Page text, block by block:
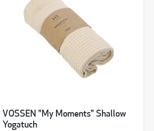
VOSSEN "My Moments" Shallow
Yogatuch